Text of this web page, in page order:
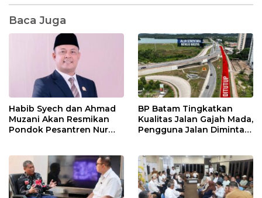
Baca Juga
Habib Syech dan Ahmad
Muzani Akan Resmikan
Pondok Pesantren Nur
BP Batam Tingkatkan
Kualitas Jalan Gajah Mada,
Pengguna Jalan Diminta